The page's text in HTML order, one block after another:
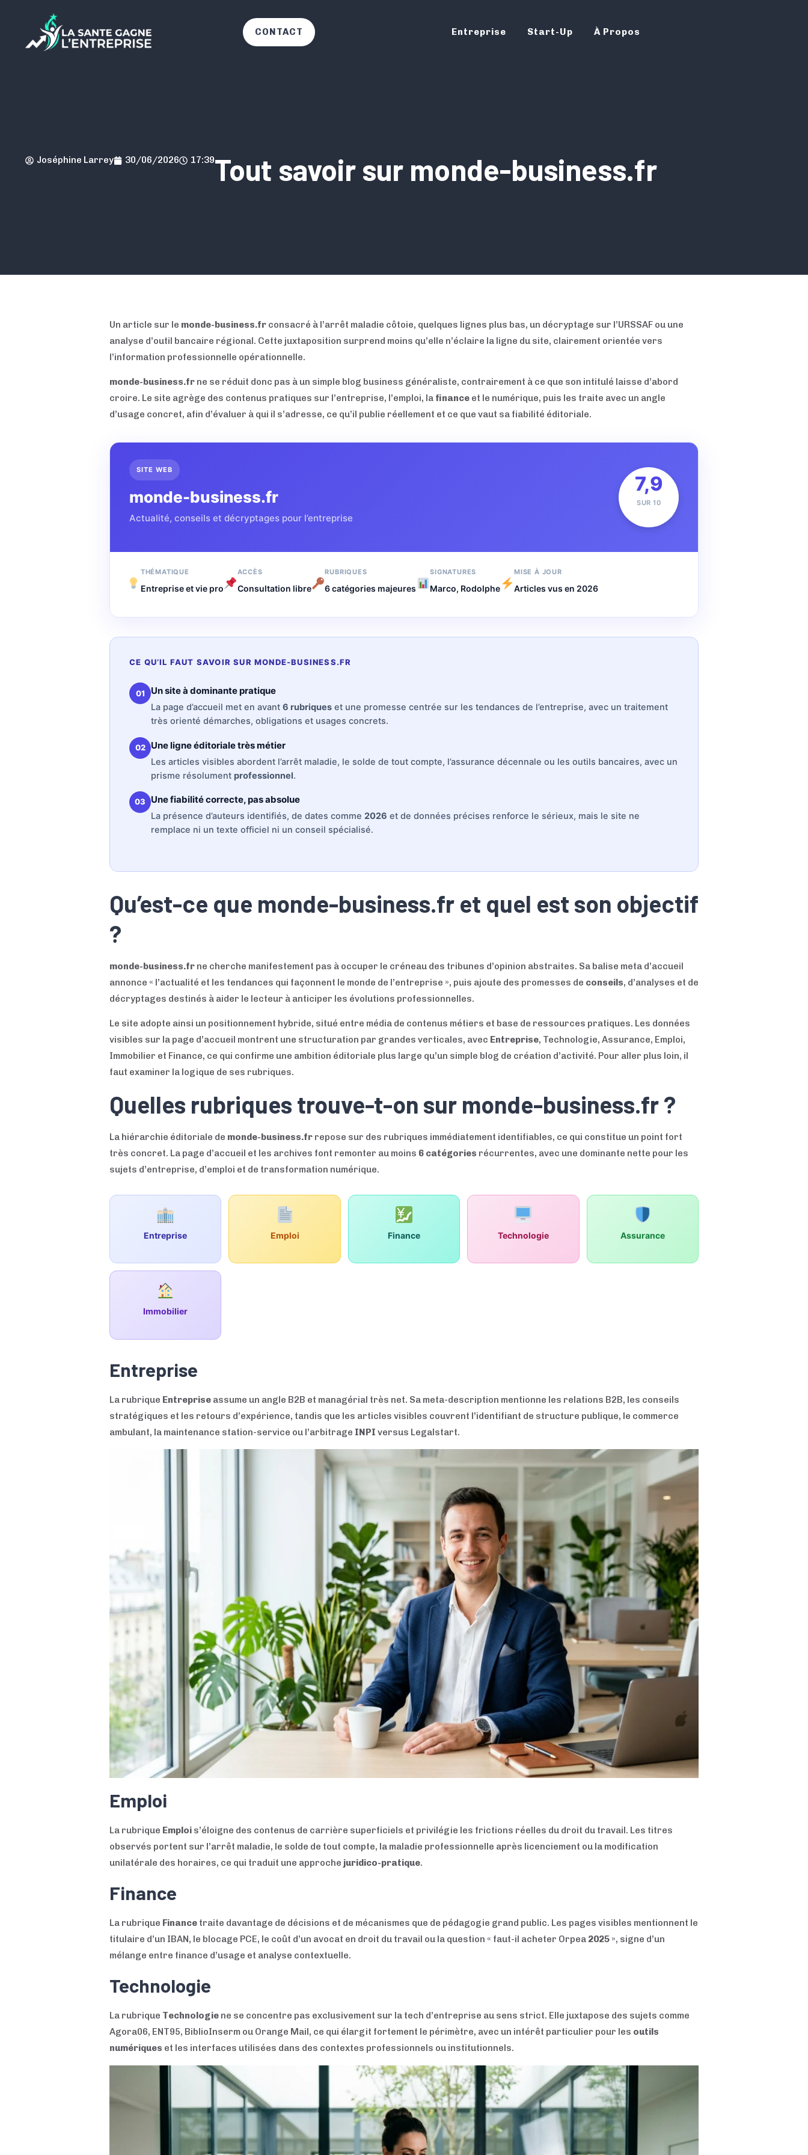
CONTACT Entreprise Start-Up À Propos
Joséphine Larrey 30/06/2026 17:39Tout savoir sur monde-business.fr
Un article sur le monde-business.fr consacré à l’arrêt maladie côtoie, quelques lignes plus bas, un décryptage sur l’URSSAF ou une
analyse d’outil bancaire régional. Cette juxtaposition surprend moins qu’elle n’éclaire la ligne du site, clairement orientée vers
l’information professionnelle opérationnelle.
monde-business.fr ne se réduit donc pas à un simple blog business généraliste, contrairement à ce que son intitulé laisse d’abord
croire. Le site agrège des contenus pratiques sur l’entreprise, l’emploi, la finance et le numérique, puis les traite avec un angle
d’usage concret, afin d’évaluer à qui il s’adresse, ce qu’il publie réellement et ce que vaut sa fiabilité éditoriale.
SITE WEB
monde-business.fr
Actualité, conseils et décryptages pour l’entreprise
7,9
SUR 10
THÉMATIQUE
Entreprise et vie pro
ACCÈS
Consultation libre
RUBRIQUES
6 catégories majeures
SIGNATURES
Marco, Rodolphe
MISE À JOUR
Articles vus en 2026
CE QU’IL FAUT SAVOIR SUR MONDE-BUSINESS.FR
01 Un site à dominante pratique
La page d’accueil met en avant 6 rubriques et une promesse centrée sur les tendances de l’entreprise, avec un traitement
très orienté démarches, obligations et usages concrets.
02 Une ligne éditoriale très métier
Les articles visibles abordent l’arrêt maladie, le solde de tout compte, l’assurance décennale ou les outils bancaires, avec un
prisme résolument professionnel.
03 Une fiabilité correcte, pas absolue
La présence d’auteurs identifiés, de dates comme 2026 et de données précises renforce le sérieux, mais le site ne
remplace ni un texte officiel ni un conseil spécialisé.
Qu’est-ce que monde-business.fr et quel est son objectif
?
monde-business.fr ne cherche manifestement pas à occuper le créneau des tribunes d’opinion abstraites. Sa balise meta d’accueil
annonce « l’actualité et les tendances qui façonnent le monde de l’entreprise », puis ajoute des promesses de conseils, d’analyses et de
décryptages destinés à aider le lecteur à anticiper les évolutions professionnelles.
Le site adopte ainsi un positionnement hybride, situé entre média de contenus métiers et base de ressources pratiques. Les données
visibles sur la page d’accueil montrent une structuration par grandes verticales, avec Entreprise, Technologie, Assurance, Emploi,
Immobilier et Finance, ce qui confirme une ambition éditoriale plus large qu’un simple blog de création d’activité. Pour aller plus loin, il
faut examiner la logique de ses rubriques.
Quelles rubriques trouve-t-on sur monde-business.fr ?
La hiérarchie éditoriale de monde-business.fr repose sur des rubriques immédiatement identifiables, ce qui constitue un point fort
très concret. La page d’accueil et les archives font remonter au moins 6 catégories récurrentes, avec une dominante nette pour les
sujets d’entreprise, d’emploi et de transformation numérique.
Entreprise Emploi Finance Technologie Assurance
Immobilier
Entreprise
La rubrique Entreprise assume un angle B2B et managérial très net. Sa meta-description mentionne les relations B2B, les conseils
stratégiques et les retours d’expérience, tandis que les articles visibles couvrent l’identifiant de structure publique, le commerce
ambulant, la maintenance station-service ou l’arbitrage INPI versus Legalstart.
Emploi
La rubrique Emploi s’éloigne des contenus de carrière superficiels et privilégie les frictions réelles du droit du travail. Les titres
observés portent sur l’arrêt maladie, le solde de tout compte, la maladie professionnelle après licenciement ou la modification
unilatérale des horaires, ce qui traduit une approche juridico-pratique.
Finance
La rubrique Finance traite davantage de décisions et de mécanismes que de pédagogie grand public. Les pages visibles mentionnent le
titulaire d’un IBAN, le blocage PCE, le coût d’un avocat en droit du travail ou la question « faut-il acheter Orpea 2025 », signe d’un
mélange entre finance d’usage et analyse contextuelle.
Technologie
La rubrique Technologie ne se concentre pas exclusivement sur la tech d’entreprise au sens strict. Elle juxtapose des sujets comme
Agora06, ENT95, BiblioInserm ou Orange Mail, ce qui élargit fortement le périmètre, avec un intérêt particulier pour les outils
numériques et les interfaces utilisées dans des contextes professionnels ou institutionnels.